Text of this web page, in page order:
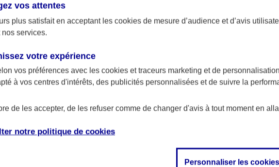
Fermer le menu principal
vos attentes
plus satisfait en acceptant les cookies de mesure d’audience et d’avis
nos services.
votre expérience
vos préférences avec les cookies et traceurs marketing et de
à vos centres d'intérêts, des publicités personnalisées et de suivre la
de les accepter, de les refuser comme de changer d'avis à tout moment en
notre politique de cookies
Personnaliser les cookies